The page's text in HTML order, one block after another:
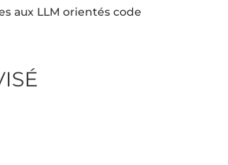
aux LLM orientés code